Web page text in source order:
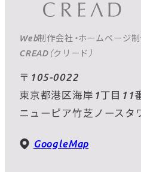
Web制作会社・ホームページ
CREAD（クリード）
〒105-0022
東京都港区海岸1丁目11
ニューピア竹芝ノースタ
GoogleMap